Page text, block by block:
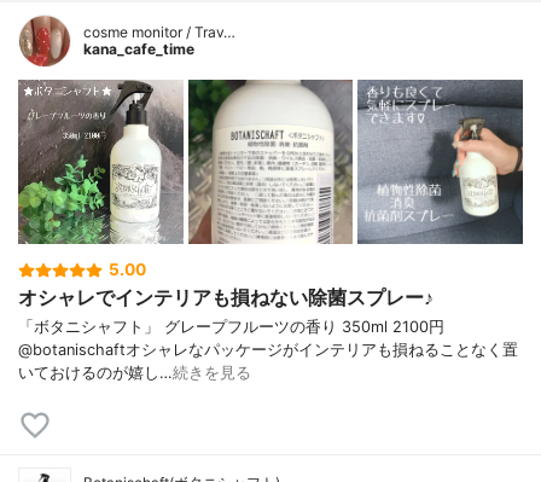
cosme monitor / Trav…
kana_cafe_time
5.00
オシャレでインテリアも損ねない除菌スプレー♪
「ボタニシャフト」 グレープフルーツの香り 350ml 2100円
@botanischaftオシャレなパッケージがインテリアも損ねることなく置
いておけるのが嬉し…続きを見る